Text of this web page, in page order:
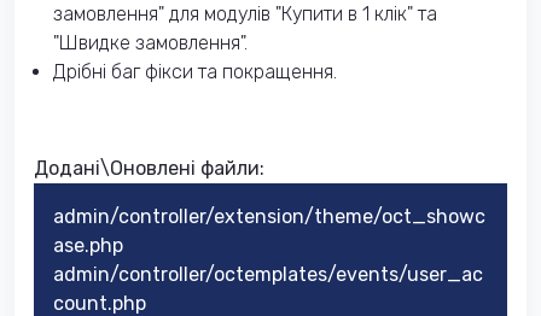
замовлення" для модулів "Купити в 1 клік" та
"Швидке замовлення".
Дрібні баг фікси та покращення.
Додані\Оновлені​ файли:
admin/controller/extension/theme/oct_showc
ase.php
admin/controller/octemplates/events/user_ac
count.php